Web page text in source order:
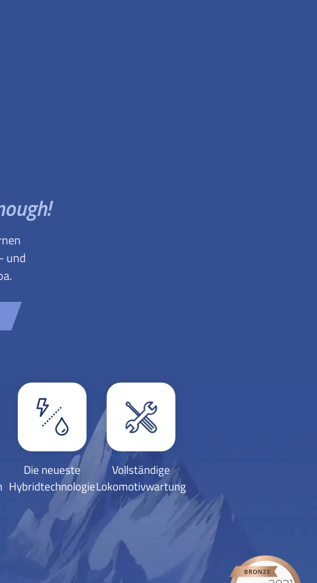
und
Die neueste
Hybridtechnologie
Vollständige
Lokomotivwartung